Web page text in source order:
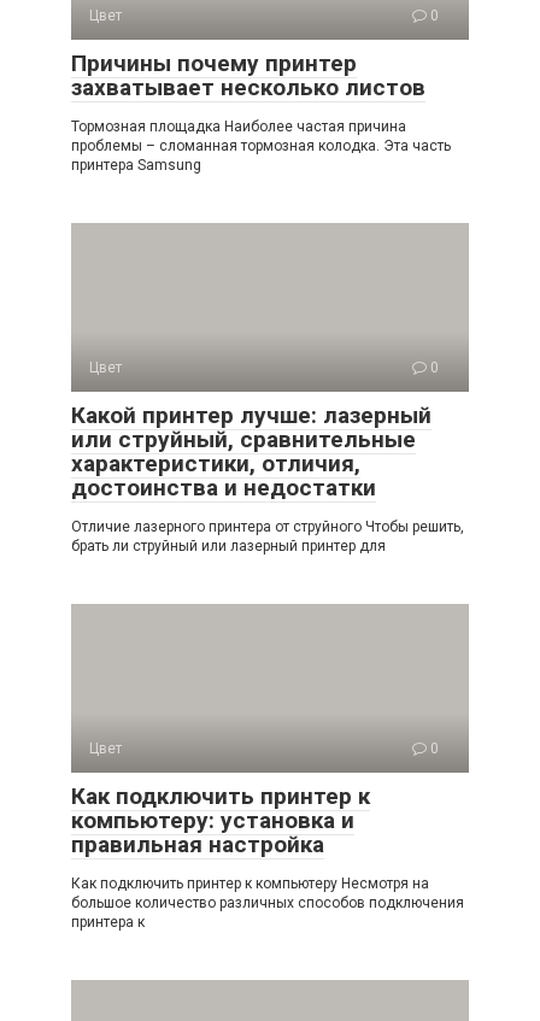
Цвет 0
Причины почему принтер
захватывает несколько листов
Тормозная площадка Наиболее частая причина
проблемы – сломанная тормозная колодка. Эта часть
принтера Samsung
Цвет 0
Какой принтер лучше: лазерный
или струйный, сравнительные
характеристики, отличия,
достоинства и недостатки
Отличие лазерного принтера от струйного Чтобы решить,
брать ли струйный или лазерный принтер для
Цвет 0
Как подключить принтер к
компьютеру: установка и
правильная настройка
Как подключить принтер к компьютеру Несмотря на
большое количество различных способов подключения
принтера к